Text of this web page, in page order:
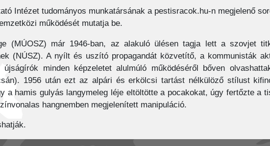
Intézet tudományos munkatársának a pestisracok.hu-n megjelenő
működését mutatja be.
(MÚOSZ) már 1946-ban, az alakuló ülésen tagja lett a szovjet
(NÚSZ). A nyílt és uszító propagandát közvetítő, a kommunisták
minden képzeletet alulmúló működéséről bőven
1956 után ezt az alpári és erkölcsi tartást nélkülöző stílust
a hamis gulyás langymeleg léje eltöltötte a pocakokat, úgy fertőzte a
hangnemben megjelenített manipuláció.